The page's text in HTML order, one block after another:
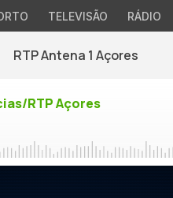
TELEVISÃO RÁDIO
RTP Antena 1 Açores
RTP Açores